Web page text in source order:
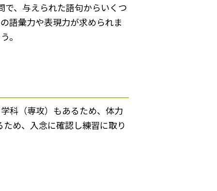
、与えられた語句からいくつ
語彙力や表現力が求められま
。
科（専攻）もあるため、体力
め、入念に確認し練習に取り